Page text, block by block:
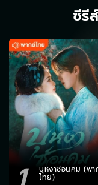
ซีรี
1 บุหงาซ่อนคม (พา
ไทย)